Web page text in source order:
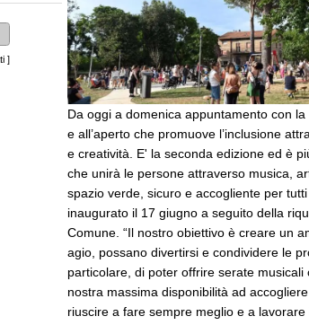
]
Da oggi a domenica appuntamento con
e all’aperto che promuove l’inclusione
e creatività. E' la seconda edizione ed è
che unirà le persone attraverso musica,
spazio verde, sicuro e accogliente per
inaugurato il 17 giugno a seguito della
Comune. “Il nostro obiettivo è creare un
agio, possano divertirsi e condividere le
particolare, di poter offrire serate
nostra massima disponibilità ad
riuscire a fare sempre meglio e a